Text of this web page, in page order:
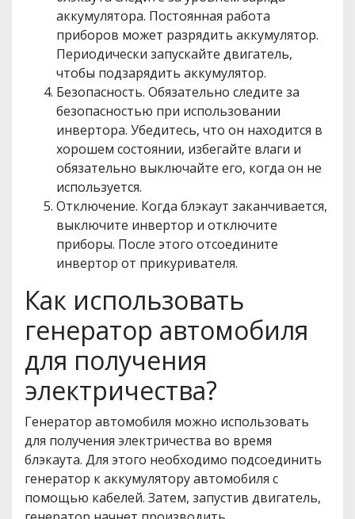
аккумулятора. Постоянная работа
приборов может разрядить аккумулятор.
Периодически запускайте двигатель,
чтобы подзарядить аккумулятор.
Безопасность. Обязательно следите за
безопасностью при использовании
инвертора. Убедитесь, что он находится в
хорошем состоянии, избегайте влаги и
обязательно выключайте его, когда он не
используется.
Отключение. Когда блэкаут заканчивается,
выключите инвертор и отключите
приборы. После этого отсоедините
инвертор от прикуривателя.
Как использовать
генератор автомобиля
для получения
электричества?
Генератор автомобиля можно использовать
для получения электричества во время
блэкаута. Для этого необходимо подсоединить
генератор к аккумулятору автомобиля с
помощью кабелей. Затем, запустив двигатель,